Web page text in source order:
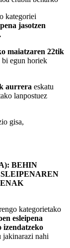
kategoriei
jasotzen
maiatzaren 22tik
bi egun horiek
aurrera eskatu
lanpostuez
gisa,
BEHIN
kategorietako
esleipena
izendatzeko
jakinarazi nahi